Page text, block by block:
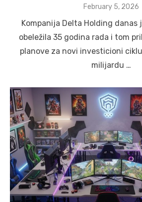
Posted
February 5, 2026
Kompanija Delta Holding danas
obeležila 35 godina rada i tom
planove za novi investicioni
milijardu …